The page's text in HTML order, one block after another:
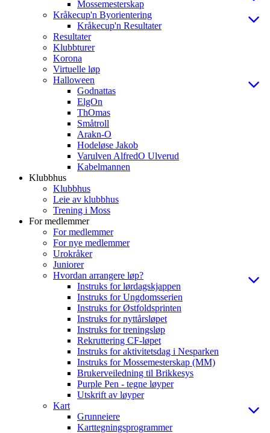
Mossemesterskap
Kråkecup'n Byorientering
Kråkecup'n Resultater
Resultater
Klubbturer
Korona
Virtuelle løp
Halloween
Godnattas
ElgOn
ThOmas
Småtroll
Arakn-O
Hodeløse Jakob
Varulven AlfredO Ulverud
Kabelmannen
Klubbhus
Klubbhus
Leie av klubbhus
Trening i Moss
For medlemmer
For medlemmer
For nye medlemmer
Urokråker
Juniorer
Hvordan arrangere løp?
Instruks for lørdagskjappen
Instruks for Ungdomsserien
Instruks for Østfoldsprinten
Instruks for nyttårsløpet
Instruks for treningsløp
Rekruttering CF-løpet
Instruks for aktivitetsdag i Nesparken
Instruks for Mossemesterskap (MM)
Brukerveiledning til Brikkesys
Purple Pen - tegne løyper
Utskrift av løyper
Kart
Grunneiere
Karttegningsprogrammer